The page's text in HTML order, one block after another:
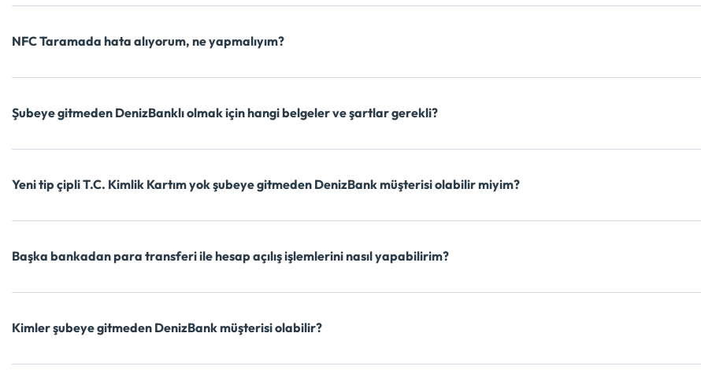
NFC Taramada hata alıyorum, ne yapmalıyım?
Şubeye gitmeden DenizBanklı olmak için hangi belgeler ve şartlar gerekli?
Yeni tip çipli T.C. Kimlik Kartım yok şubeye gitmeden DenizBank müşterisi olabilir miyim?
Başka bankadan para transferi ile hesap açılış işlemlerini nasıl yapabilirim?
Kimler şubeye gitmeden DenizBank müşterisi olabilir?